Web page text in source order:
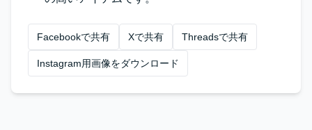
Facebookで共有 Xで共有 Threadsで共有
Instagram用画像をダウンロード